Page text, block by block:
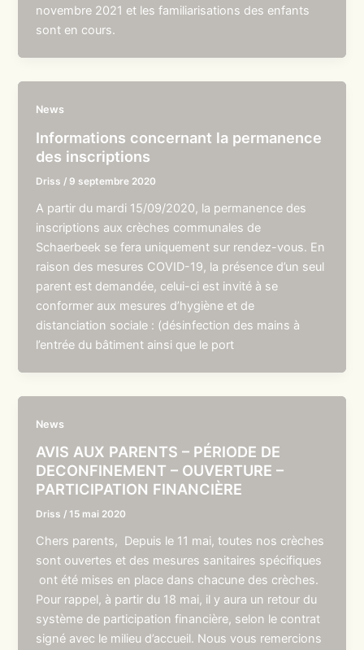
novembre 2021 et les familiarisations des enfants
sont en cours.
News
Informations concernant la permanence
des inscriptions
Driss / 9 septembre 2020
A partir du mardi 15/09/2020, la permanence des
inscriptions aux crèches communales de
Schaerbeek se fera uniquement sur rendez-vous. En
raison des mesures COVID-19, la présence d’un seul
parent est demandée, celui-ci est invité à se
conformer aux mesures d’hygiène et de
distanciation sociale : (désinfection des mains à
l’entrée du bâtiment ainsi que le port
News
AVIS AUX PARENTS – PÉRIODE DE
DECONFINEMENT – OUVERTURE –
PARTICIPATION FINANCIÈRE
Driss /15 mai 2020
Chers parents, Depuis le 11 mai, toutes nos crèches
sont ouvertes et des mesures sanitaires spécifiques
ont été mises en place dans chacune des crèches.
Pour rappel, à partir du 18 mai, il y aura un retour du
système de participation financière, selon le contrat
signé avec le milieu d’accueil. Nous vous remercions